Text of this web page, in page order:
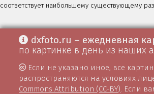
соответствует наибольшему существующему
dxfoto.ru – ежедневная
по картинке в день из наших
Если не указано иное, все
распространяются на условиях
Commons Attribution (CC-BY). Если